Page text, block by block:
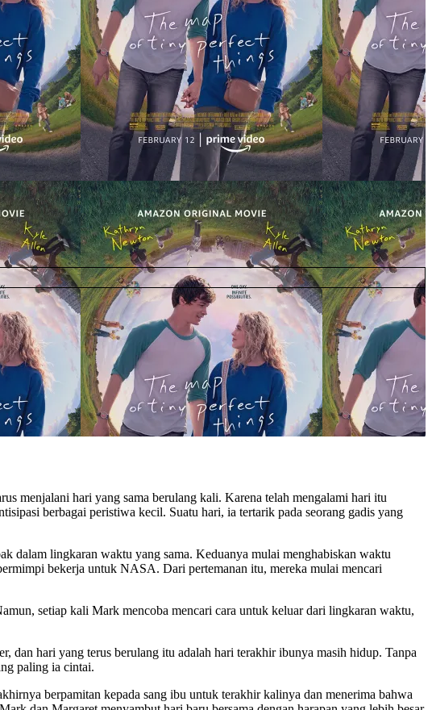
menjalani hari yang sama berulang kali. Karena telah mengalami hari itu
berbagai peristiwa kecil. Suatu hari, ia tertarik pada seorang gadis yang
dalam lingkaran waktu yang sama. Keduanya mulai menghabiskan waktu
bekerja untuk NASA. Dari pertemanan itu, mereka mulai mencari
setiap kali Mark mencoba mencari cara untuk keluar dari lingkaran waktu,
dan hari yang terus berulang itu adalah hari terakhir ibunya masih hidup. Tanpa
paling ia cintai.
berpamitan kepada sang ibu untuk terakhir kalinya dan menerima bahwa